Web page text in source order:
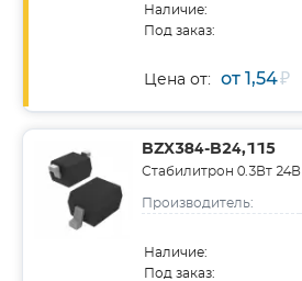
Наличие:
Под заказ:
Цена от: от 1,54₽
BZX384-B24,115
Стабилитрон 0.3Вт 24В
Производитель:
Наличие:
Под заказ: